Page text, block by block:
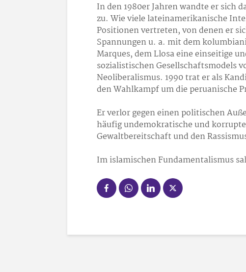
In den 1980er Jahren wandte er sich
zu. Wie viele lateinamerikanische
Positionen vertreten, von denen er
Spannungen u. a. mit dem
Marques, dem Llosa eine einseitige
sozialistischen Gesellschaftsmodels
Neoliberalismus. 1990 trat er als
den Wahlkampf um die peruanische
Er verlor gegen einen politischen
häufig undemokratische und
Gewaltbereitschaft und den
Im islamischen Fundamentalismus